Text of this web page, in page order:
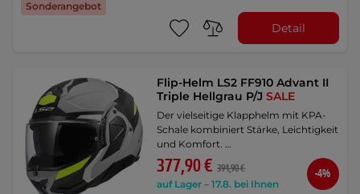
Sonderangebot
Detail
Flip-Helm LS2 FF910 Advant II
Triple Hellgrau P/JSALE
Der vielseitige Klapphelm mit KPA-
Schale kombiniert Stärke, Leichtigkeit
und Komfort. …
377,90 € 394,90 €
auf Lager – 17.8. bei Ihnen
-4%